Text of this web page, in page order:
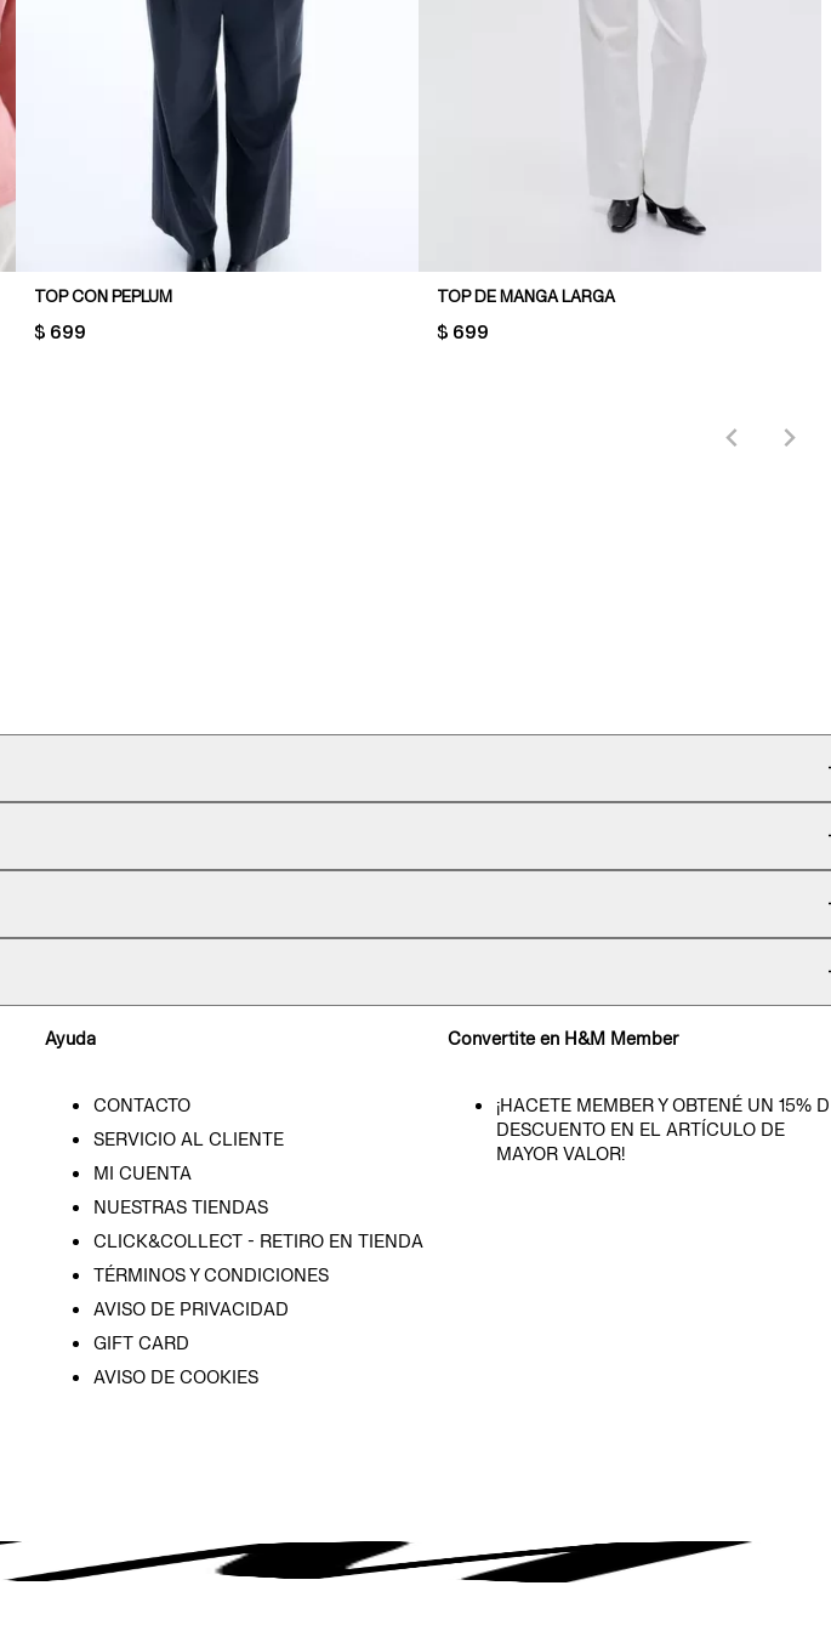
TOP CON PEPLUM
PRICE:
$ 699
TOP DE MANGA LARGA
PRICE:
$ 699
Ayuda
CONTACTO
SERVICIO AL CLIENTE
MI CUENTA
NUESTRAS TIENDAS
CLICK&COLLECT - RETIRO EN TIENDA
TÉRMINOS Y CONDICIONES
AVISO DE PRIVACIDAD
GIFT CARD
AVISO DE COOKIES
Convertite en H&M Member
¡HACETE MEMBER Y OBTENÉ UN 15%
DESCUENTO EN EL ARTÍCULO DE
MAYOR VALOR!